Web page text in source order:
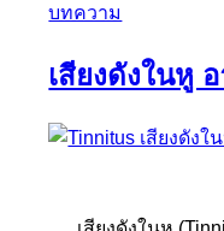
บทความ
เสียงดังในหู